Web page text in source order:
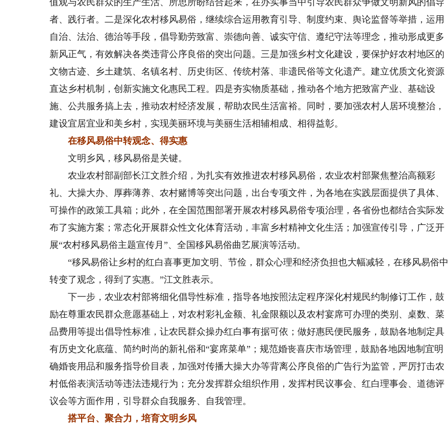
值观与农民群众的生产生活、所思所盼结合起来，在办实事当中引导农民群众争做文明新风的倡导
者、践行者。二是深化农村移风易俗，继续综合运用教育引导、制度约束、舆论监督等举措，运用
自治、法治、德治等手段，倡导勤劳致富、崇德向善、诚实守信、遵纪守法等理念，推动形成更多
新风正气，有效解决各类违背公序良俗的突出问题。三是加强乡村文化建设，要保护好农村地区的
文物古迹、乡土建筑、名镇名村、历史街区、传统村落、非遗民俗等文化遗产。建立优质文化资源
直达乡村机制，创新实施文化惠民工程。四是夯实物质基础，推动各个地方把致富产业、基础设
施、公共服务搞上去，推动农村经济发展，帮助农民生活富裕。同时，要加强农村人居环境整治，
建设宜居宜业和美乡村，实现美丽环境与美丽生活相辅相成、相得益彰。
在移风易俗中转观念、得实惠
文明乡风，移风易俗是关键。
农业农村部副部长江文胜介绍，为扎实有效推进农村移风易俗，农业农村部聚焦整治高额彩
礼、大操大办、厚葬薄养、农村赌博等突出问题，出台专项文件，为各地在实践层面提供了具体、
可操作的政策工具箱；此外，在全国范围部署开展农村移风易俗专项治理，各省份也都结合实际发
布了实施方案；常态化开展群众性文化体育活动，丰富乡村精神文化生活；加强宣传引导，广泛开
展“农村移风易俗主题宣传月”、全国移风易俗曲艺展演等活动。
“移风易俗让乡村的红白喜事更加文明、节俭，群众心理和经济负担也大幅减轻，在移风易俗中
转变了观念，得到了实惠。”江文胜表示。
下一步，农业农村部将细化倡导性标准，指导各地按照法定程序深化村规民约制修订工作，鼓
励在尊重农民群众意愿基础上，对农村彩礼金额、礼金限额以及农村宴席可办理的类别、桌数、菜
品费用等提出倡导性标准，让农民群众操办红白事有据可依；做好惠民便民服务，鼓励各地制定具
有历史文化底蕴、简约时尚的新礼俗和“宴席菜单”；规范婚丧喜庆市场管理，鼓励各地因地制宜明
确婚丧用品和服务指导价目表，加强对传播大操大办等背离公序良俗的广告行为监管，严厉打击农
村低俗表演活动等违法违规行为；充分发挥群众组织作用，发挥村民议事会、红白理事会、道德评
议会等方面作用，引导群众自我服务、自我管理。
搭平台、聚合力，培育文明乡风